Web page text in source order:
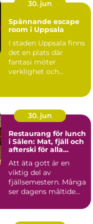
30. jun
Spännande escape
room i Uppsala
I staden Uppsala finns
det en plats där
fantasi möter
verklighet och
30. jun
Restaurang för lunch
i Sälen: Mat, fjäll och
afterski för alla
Att äta gott är en
viktig del av
fjällsemestern. Många
ser dagens måltide...